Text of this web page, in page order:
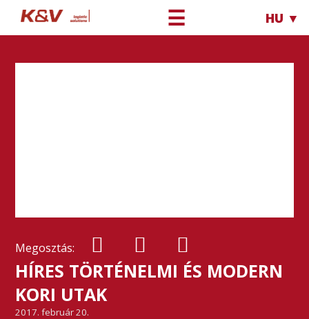
☰ HU ▼
Megosztás:
HÍRES TÖRTÉNELMI ÉS MODERN
KORI UTAK
2017. február 20.